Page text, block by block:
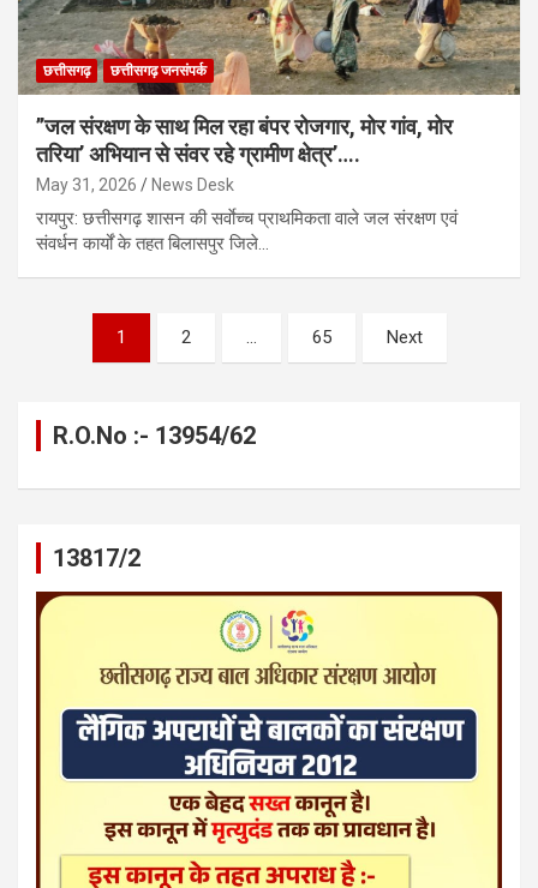
छत्तीसगढ़ छत्तीसगढ़ जनसंपर्क
’’जल संरक्षण के साथ मिल रहा बंपर रोजगार, मोर गांव, मोर
तरिया’ अभियान से संवर रहे ग्रामीण क्षेत्र’….
May 31, 2026 News Desk
रायपुर: छत्तीसगढ़ शासन की सर्वाेच्च प्राथमिकता वाले जल संरक्षण एवं
संवर्धन कार्यों के तहत बिलासपुर जिले…
pagination
1 2 … 65 Next
R.O.No :- 13954/62
13817/2